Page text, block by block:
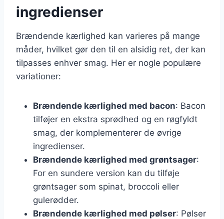
ingredienser
Brændende kærlighed kan varieres på mange
måder, hvilket gør den til en alsidig ret, der kan
tilpasses enhver smag. Her er nogle populære
variationer:
Brændende kærlighed med bacon: Bacon
tilføjer en ekstra sprødhed og en røgfyldt
smag, der komplementerer de øvrige
ingredienser.
Brændende kærlighed med grøntsager:
For en sundere version kan du tilføje
grøntsager som spinat, broccoli eller
gulerødder.
Brændende kærlighed med pølser: Pølser